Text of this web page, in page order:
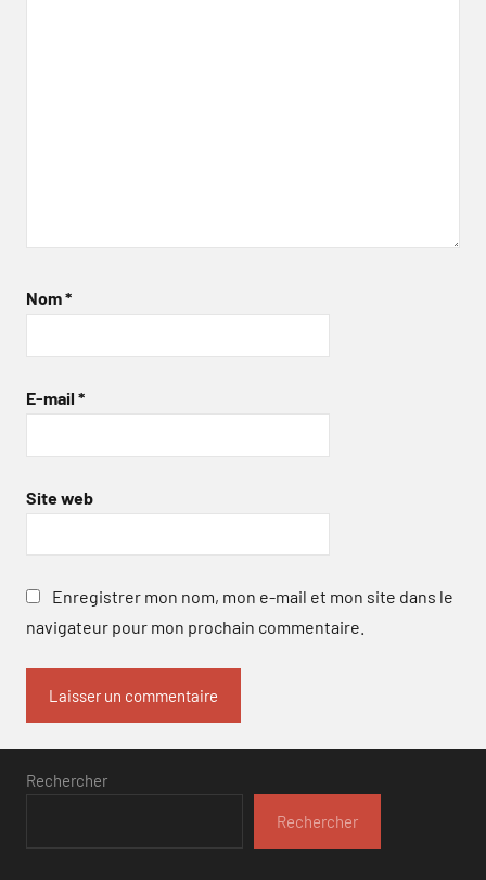
Nom*
E-mail *
Site web
Enregistrer mon nom, mon e-mail et mon site dans le
navigateur pour mon prochain commentaire.
Rechercher
Rechercher